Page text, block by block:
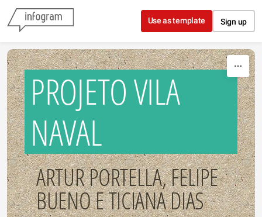
Skip to content
Use as template Sign up
PROJETO VILA
NAVAL
ARTUR PORTELLA, FELIPE
BUENO E TICIANA DIAS